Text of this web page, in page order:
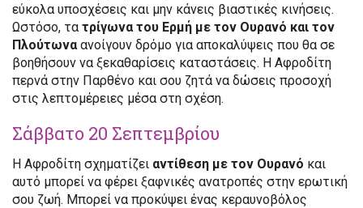
εύκολα υποσχέσεις και μην κάνεις βιαστικές κινήσεις.
Ωστόσο, τα τρίγωνα του Ερμή με τον Ουρανό και τον
Πλούτωναανοίγουν δρόμο για αποκαλύψεις που θα σε
βοηθήσουν να ξεκαθαρίσεις καταστάσεις. Η Αφροδίτη
περνά στην Παρθένο και σου ζητά να δώσεις προσοχή
στις λεπτομέρειες μέσα στη σχέση.
Σάββατο 20 Σεπτεμβρίου
Η Αφροδίτη σχηματίζει αντίθεση με τον Ουρανό και
αυτό μπορεί να φέρει ξαφνικές ανατροπές στην ερωτική
σου ζωή. Μπορεί να προκύψει ένας κεραυνοβόλος